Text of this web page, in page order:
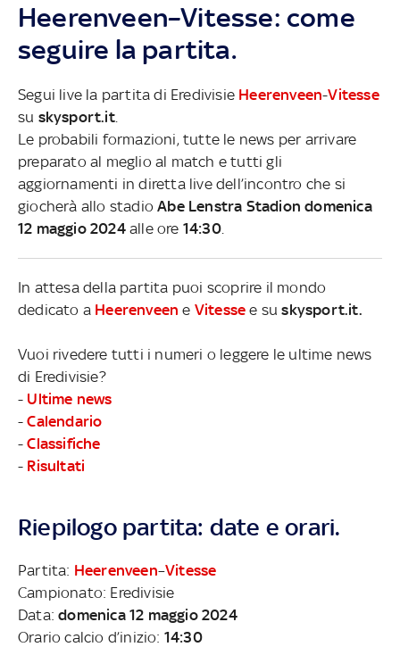
Heerenveen–Vitesse: come
seguire la partita.
Segui live la partita di Eredivisie Heerenveen-Vitesse
su skysport.it.
Le probabili formazioni, tutte le news per arrivare
preparato al meglio al match e tutti gli
aggiornamenti in diretta live dell’incontro che si
giocherà allo stadioAbe Lenstra Stadion domenica
12 maggio 2024alle ore 14:30.
In attesa della partita puoi scoprire il mondo
dedicato a Heerenveen e Vitesse e suskysport.it.
Vuoi rivedere tutti i numeri o leggere le ultime news
di Eredivisie?
- Ultime news
-Calendario
-Classifiche
- Risultati
Riepilogo partita: date e orari.
Partita: Heerenveen–Vitesse
Campionato: Eredivisie
Data:domenica 12 maggio 2024
Orario calcio d’inizio: 14:30